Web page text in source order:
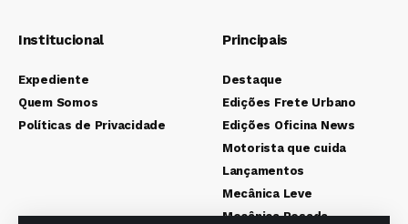
Institucional
Expediente
Quem Somos
Políticas de Privacidade
Principais
Destaque
Edições Frete Urbano
Edições Oficina News
Motorista que cuida
Lançamentos
Mecânica Leve
Mecânica Pesada